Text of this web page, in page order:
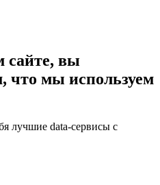
сайте, вы
что мы используем
лучшие data-сервисы с